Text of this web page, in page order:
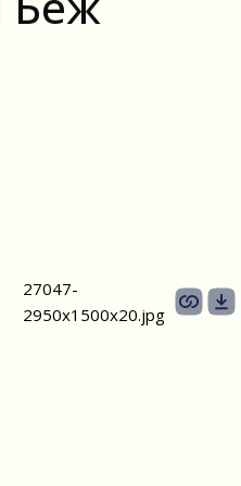
27047-
2950х1500х20.jpg